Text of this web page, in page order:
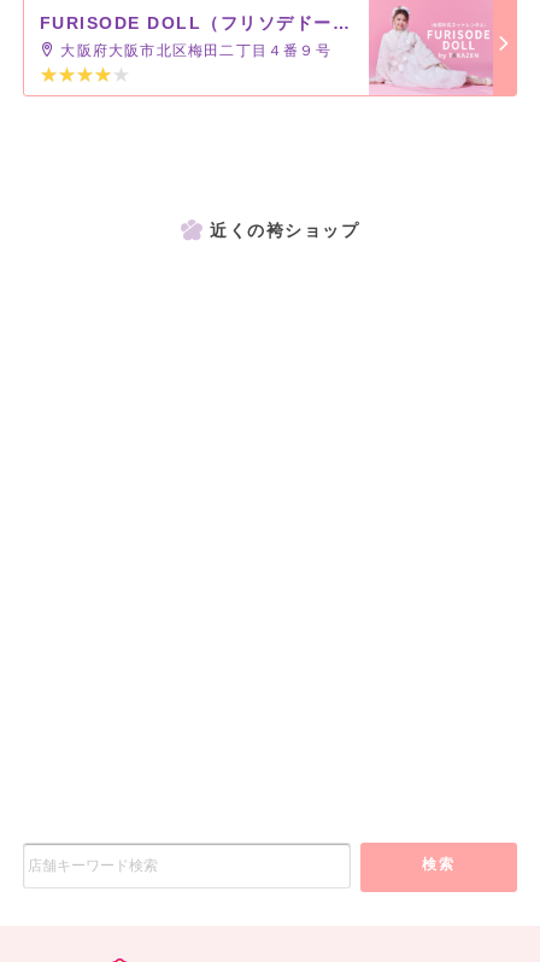
FURISODE DOLL（フリソデドール）by TAKAZEN [通販可]
大阪府大阪市北区梅田二丁目４番９号
近くの袴ショップ
検索